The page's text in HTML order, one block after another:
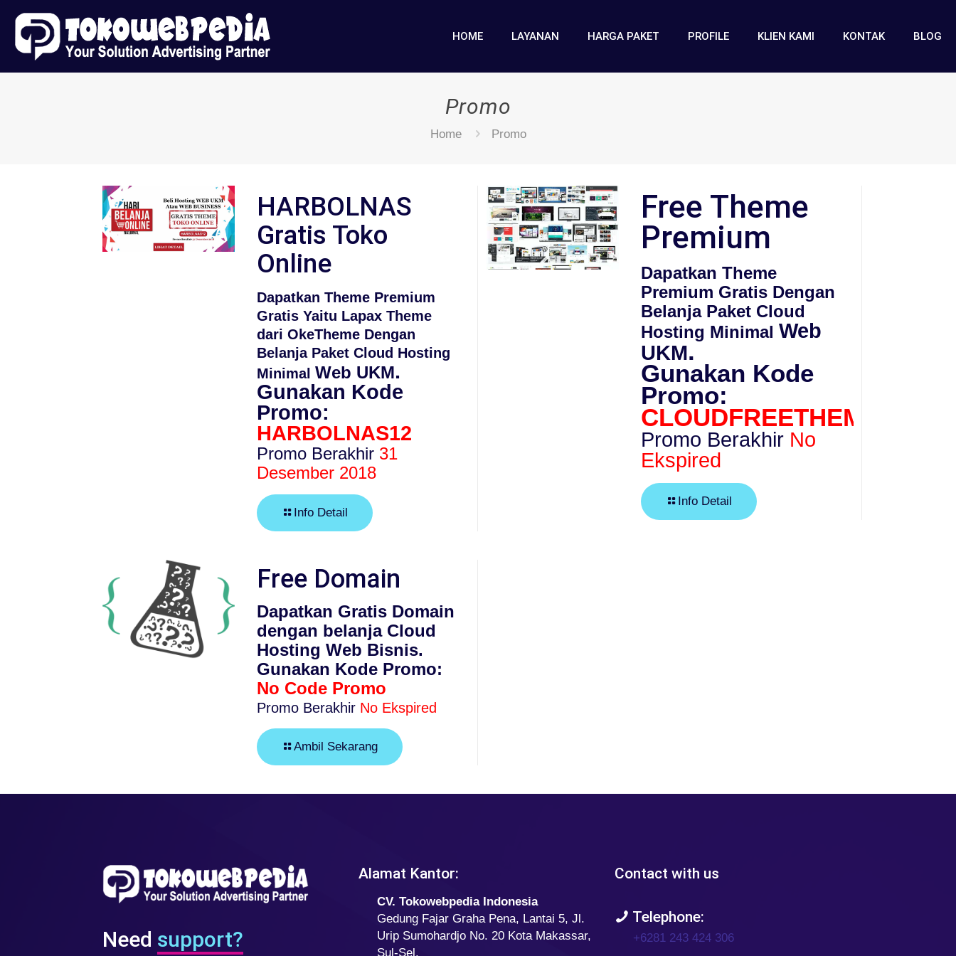
HOME LAYANAN HARGA PAKET PROFILE KLIEN KAMI KONTAK BLOG
Promo
Home Promo
HARBOLNAS
Gratis Toko
Online
Dapatkan Theme Premium
Gratis Yaitu Lapax Theme
dari OkeTheme Dengan
Belanja Paket Cloud Hosting
Minimal Web UKM.
Gunakan Kode
Promo:
HARBOLNAS12
Promo Berakhir 31
Desember 2018
Info Detail
Free Theme
Premium
Dapatkan Theme
Premium Gratis Dengan
Belanja Paket Cloud
Hosting Minimal Web
UKM.
Gunakan Kode
Promo:
CLOUDFREETHEME
Promo Berakhir No
Ekspired
Info Detail
Free Domain
Dapatkan Gratis Domain
dengan belanja Cloud
Hosting Web Bisnis.
Gunakan Kode Promo:
No Code Promo
Promo Berakhir No Ekspired
Ambil Sekarang
Need support?
Alamat Kantor:
CV. Tokowebpedia Indonesia
Gedung Fajar Graha Pena, Lantai 5, Jl.
Urip Sumohardjo No. 20 Kota Makassar,
Sul-Sel.
Contact with us
Telephone:
+6281 243 424 306